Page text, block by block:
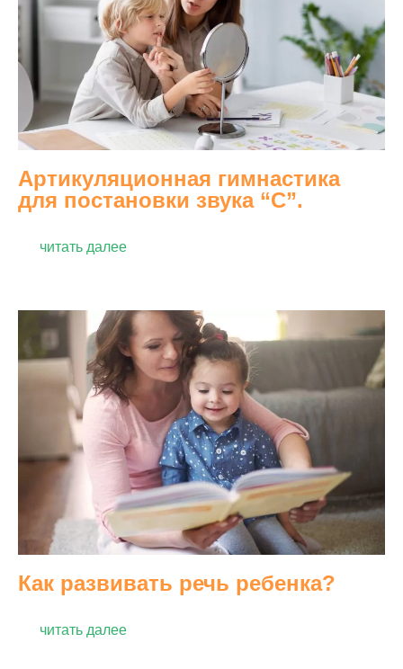
Артикуляционная гимнастика
для постановки звука “С”.
читать далее
Как развивать речь ребенка?
читать далее